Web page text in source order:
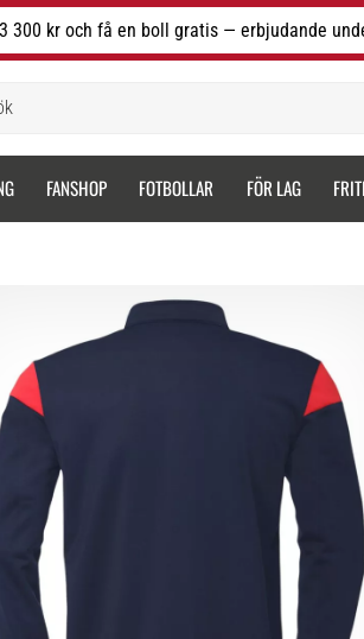
300 kr och få en boll gratis — erbjudande
FANSHOP FOTBOLLAR FÖR LAG